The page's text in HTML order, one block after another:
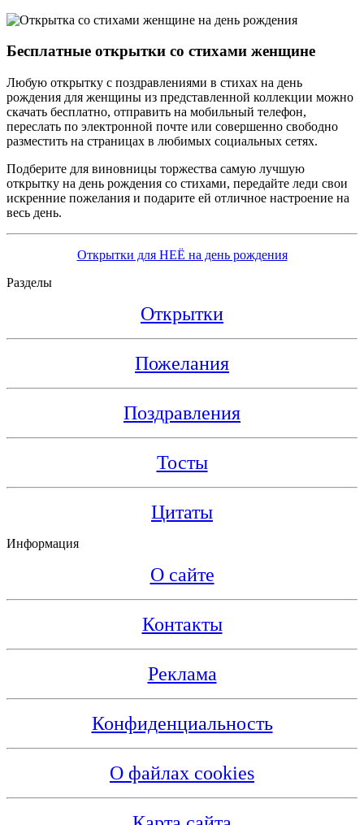
Бесплатные открытки со стихами женщине
Любую открытку с поздравлениями в стихах на день
рождения для женщины из представленной коллекции можно
скачать бесплатно, отправить на мобильный телефон,
переслать по электронной почте или совершенно свободно
разместить на страницах в любимых социальных сетях.
Подберите для виновницы торжества самую лучшую
открытку на день рождения со стихами, передайте леди свои
искренние пожелания и подарите ей отличное настроение на
весь день.
Открытки для НЕЁ на день рождения
Разделы
Открытки
Пожелания
Поздравления
Тосты
Цитаты
Информация
О сайте
Контакты
Реклама
Конфиденциальность
О файлах cookies